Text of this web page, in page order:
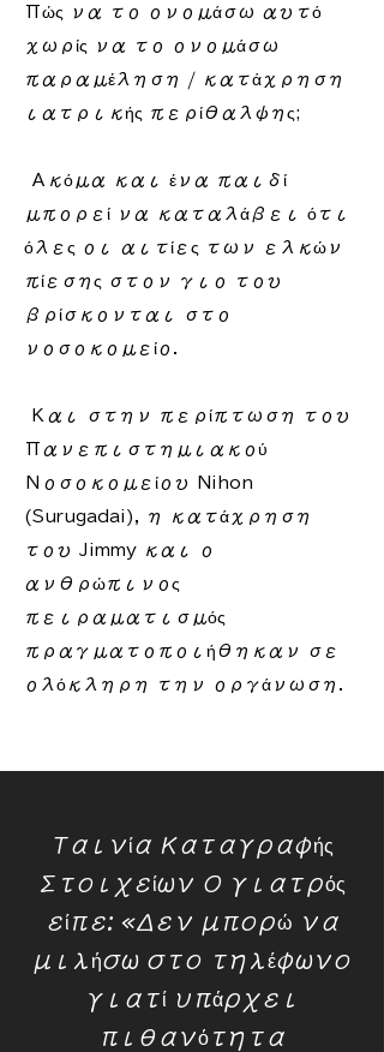
Πώς να το ονομάσω αυτό
χωρίς να το ονομάσω
παραμέληση / κατάχρηση
ιατρικής περίθαλψης;
​ Ακόμα και ένα παιδί
μπορεί να καταλάβει ότι
όλες οι αιτίες των ελκών
πίεσης στον γιο του
βρίσκονται στο
νοσοκομείο.
​ Και στην περίπτωση του
Πανεπιστημιακού
Νοσοκομείου Nihon
(Surugadai), η κατάχρηση
του Jimmy και ο
ανθρώπινος
πειραματισμός
πραγματοποιήθηκαν σε
ολόκληρη την οργάνωση.
Ταινία Καταγραφής
Στοιχείων Ο γιατρός
είπε: «Δεν μπορώ να
μιλήσω στο τηλέφωνο
γιατί υπάρχει
πιθανότητα